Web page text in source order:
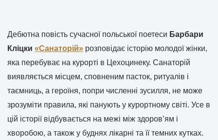
Дебютна повість сучасної польської поетеси Барбари
Кліцки «Санаторій» розповідає історію молодої жінки,
яка перебуває на курорті в Цехоцинеку. Санаторій
виявляється місцем, сповненим пасток, ритуалів і
таємниць, а героїня, попри численні зусилля, не може
зрозуміти правила, які панують у курортному світі. Усе в
цій історії відбувається на межі між здоров’ям і
хворобою, а також у буднях лікарні та її темних кутках.